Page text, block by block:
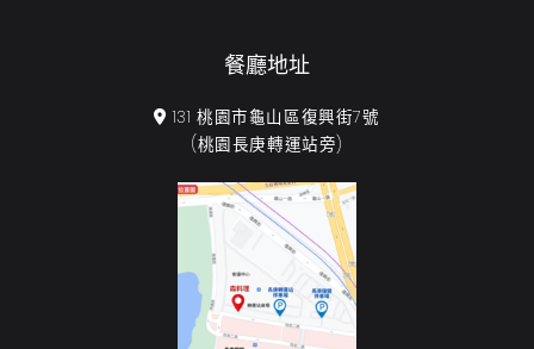
餐廳地址
131 桃園市龜山區復興街7號
(桃園長庚轉運站旁)